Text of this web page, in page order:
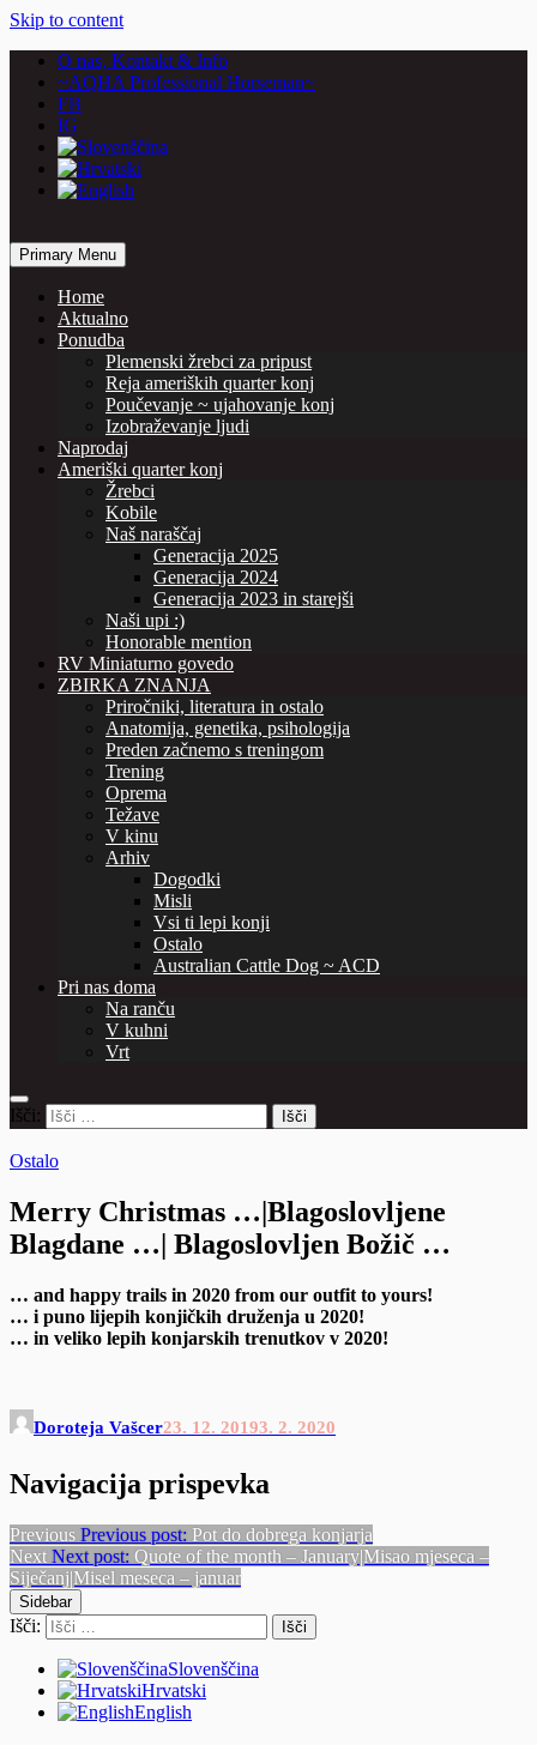
Skip to content
O nas, Kontakt & Info
~AQHA Professional Horseman~
FB
IG
Vašcer Quarter Horses
… horses are our passion
Primary Menu
Home
Aktualno
Ponudba
Plemenski žrebci za pripust
Reja ameriških quarter konj
Poučevanje ~ ujahovanje konj
Izobraževanje ljudi
Naprodaj
Ameriški quarter konj
Žrebci
Kobile
Naš naraščaj
Generacija 2025
Generacija 2024
Generacija 2023 in starejši
Naši upi :)
Honorable mention
RV Miniaturno govedo
ZBIRKA ZNANJA
Priročniki, literatura in ostalo
Anatomija, genetika, psihologija
Preden začnemo s treningom
Trening
Oprema
Težave
V kinu
Arhiv
Dogodki
Misli
Vsi ti lepi konji
Ostalo
Australian Cattle Dog ~ ACD
Pri nas doma
Na ranču
V kuhni
Vrt
Išči:
Ostalo
Merry Christmas …|Blagoslovljene
Blagdane …| Blagoslovljen Božič …
… and happy trails in 2020 from our outfit to yours!
… i puno lijepih konjičkih druženja u 2020!
… in veliko lepih konjarskih trenutkov v 2020!
Doroteja Vašcer23. 12. 20193. 2. 2020
Navigacija prispevka
Previous Previous post: Pot do dobrega konjarja
Next Next post: Quote of the month – January|Misao mjeseca –
Siječanj|Misel meseca – januar
Sidebar
Išči:
Slovenščina
Hrvatski
English